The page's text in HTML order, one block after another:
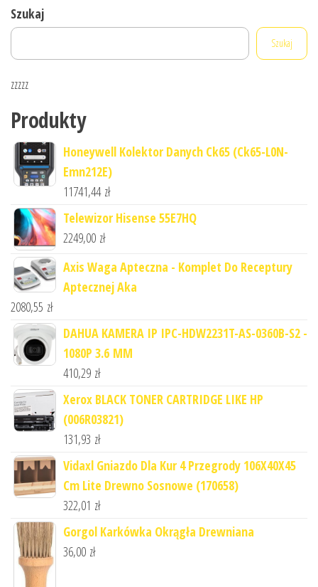
Szukaj
Szukaj
zzzzz
Produkty
Honeywell Kolektor Danych Ck65 (Ck65-L0N-
Emn212E)
11741,44 zł
Telewizor Hisense 55E7HQ
2249,00 zł
Axis Waga Apteczna - Komplet Do Receptury
Aptecznej Aka
2080,55 zł
DAHUA KAMERA IP IPC-HDW2231T-AS-0360B-S2 -
1080P 3.6 MM
410,29 zł
Xerox BLACK TONER CARTRIDGE LIKE HP
(006R03821)
131,93 zł
Vidaxl Gniazdo Dla Kur 4 Przegrody 106X40X45
Cm Lite Drewno Sosnowe (170658)
322,01 zł
Gorgol Karkówka Okrągła Drewniana
36,00 zł